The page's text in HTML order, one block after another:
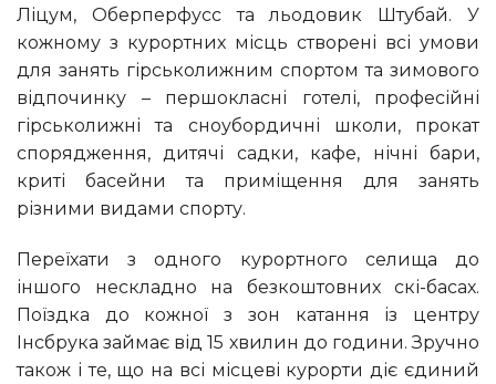
Ліцум, Оберперфусс та льодовик Штубай. У
кожному з курортних місць створені всі умови
для занять гірськолижним спортом та зимового
відпочинку – першокласні готелі, професійні
гірськолижні та сноубордичні школи, прокат
спорядження, дитячі садки, кафе, нічні бари,
криті басейни та приміщення для занять
різними видами спорту.
Переїхати з одного курортного селища до
іншого нескладно на безкоштовних скі-басах.
Поїздка до кожної з зон катання із центру
Інсбрука займає від 15 хвилин до години. Зручно
також і те, що на всі місцеві курорти діє єдиний